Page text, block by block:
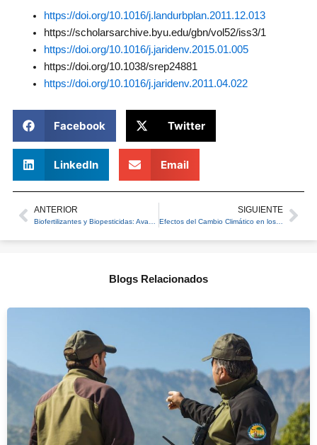
https://doi.org/10.1016/j.landurbplan.2011.12.013
https://scholarsarchive.byu.edu/gbn/vol52/iss3/1
https://doi.org/10.1016/j.jaridenv.2015.01.005
https://doi.org/10.1038/srep24881
https://doi.org/10.1016/j.jaridenv.2011.04.022
Facebook Twitter
LinkedIn Email
Prev
ANTERIOR SIGUIENTE
Efectos del Cambio Climático en los Ecosistemas: ¿Cuáles son las proyecciones para el sur de Chile?
Blogs Relacionados